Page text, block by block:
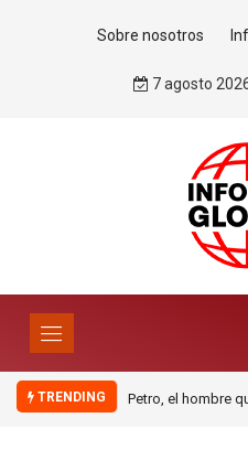
Sobre nosotros
7 agosto
TRENDING
nunca se arrodillóLa estrategia